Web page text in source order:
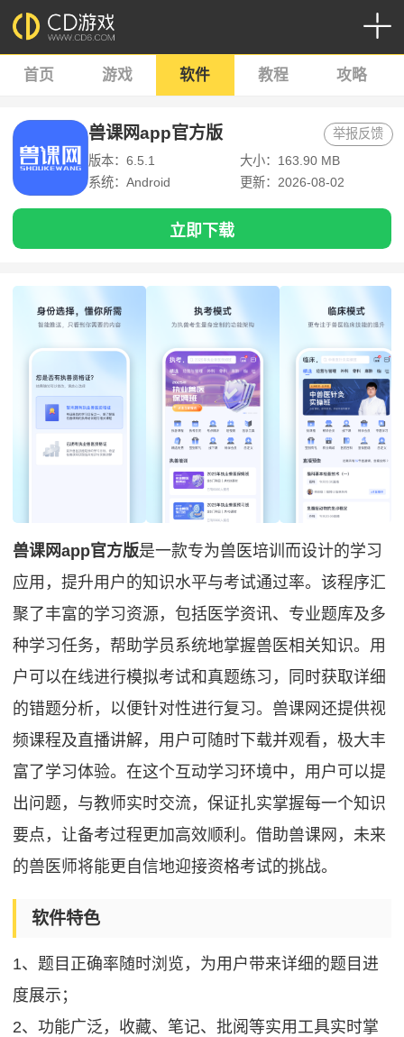
首页 游戏 软件 教程 攻略
兽课网app官方版
版本：6.5.1
大小：163.90 MB
系统：Android
更新：2026-08-02
举报反馈
立即下载
兽课网app官方版是一款专为兽医培训而设计的学习
应用，提升用户的知识水平与考试通过率。该程序汇
聚了丰富的学习资源，包括医学资讯、专业题库及多
种学习任务，帮助学员系统地掌握兽医相关知识。用
户可以在线进行模拟考试和真题练习，同时获取详细
的错题分析，以便针对性进行复习。兽课网还提供视
频课程及直播讲解，用户可随时下载并观看，极大丰
富了学习体验。在这个互动学习环境中，用户可以提
出问题，与教师实时交流，保证扎实掌握每一个知识
要点，让备考过程更加高效顺利。借助兽课网，未来
的兽医师将能更自信地迎接资格考试的挑战。
软件特色
1、题目正确率随时浏览，为用户带来详细的题目进
度展示；
2、功能广泛，收藏、笔记、批阅等实用工具实时掌